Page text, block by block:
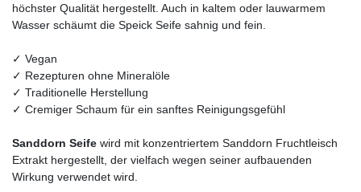
höchster Qualität hergestellt. Auch in kaltem oder lauwarmem
Wasser schäumt die Speick Seife sahnig und fein.
✓ Vegan
✓ Rezepturen ohne Mineralöle
✓ Traditionelle Herstellung
✓ Cremiger Schaum für ein sanftes Reinigungsgefühl
Sanddorn Seife wird mit konzentriertem Sanddorn Fruchtleisch
Extrakt hergestellt, der vielfach wegen seiner aufbauenden
Wirkung verwendet wird.